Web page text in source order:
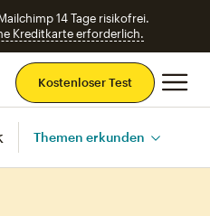
14 Tage risikofrei.
Kreditkarte erforderlich.
Kostenloser Test
Themen erkunden